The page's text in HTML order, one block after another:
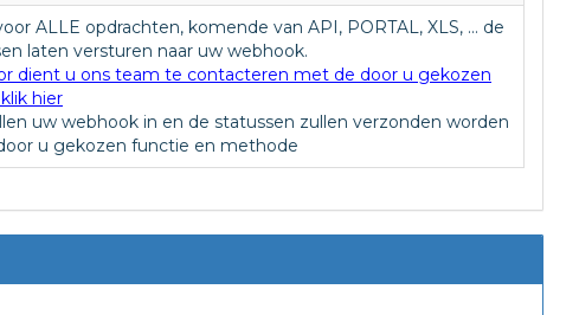
ALLE opdrachten, komende van API, PORTAL, XLS, ... de
laten versturen naar uw webhook.
dient u ons team te contacteren met de door u gekozen
hier
uw webhook in en de statussen zullen verzonden worden
u gekozen functie en methode